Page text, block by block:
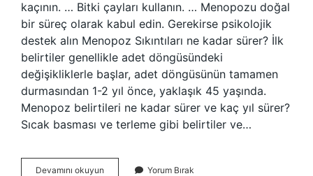
kaçının. … Bitki çayları kullanın. … Menopozu doğal
bir süreç olarak kabul edin. Gerekirse psikolojik
destek alın Menopoz Sıkıntıları ne kadar sürer? İlk
belirtiler genellikle adet döngüsündeki
değişikliklerle başlar, adet döngüsünün tamamen
durmasından 1-2 yıl önce, yaklaşık 45 yaşında.
Menopoz belirtileri ne kadar sürer ve kaç yıl sürer?
Sıcak basması ve terleme gibi belirtiler ve…
Devamını okuyun Menopozu Yorum Bırak